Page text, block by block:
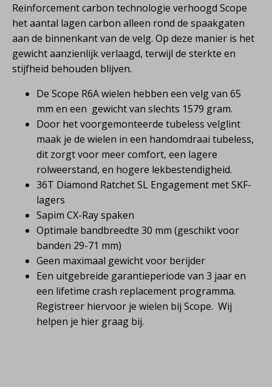
Reinforcement carbon technologie verhoogd Scope
het aantal lagen carbon alleen rond de spaakgaten
aan de binnenkant van de velg. Op deze manier is het
gewicht aanzienlijk verlaagd, terwijl de sterkte en
stijfheid behouden blijven.
De Scope R6A wielen hebben een velg van 65
mm en een gewicht van slechts 1579 gram.
Door het voorgemonteerde tubeless velglint
maak je de wielen in een handomdraai tubeless,
dit zorgt voor meer comfort, een lagere
rolweerstand, en hogere lekbestendigheid.
36T Diamond Ratchet SL Engagement met SKF-
lagers
Sapim CX-Ray spaken
Optimale bandbreedte 30 mm (geschikt voor
banden 29-71 mm)
Geen maximaal gewicht voor berijder
Een uitgebreide garantieperiode van 3 jaar en
een lifetime crash replacement programma.
Registreer hiervoor je wielen bij Scope. Wij
helpen je hier graag bij.